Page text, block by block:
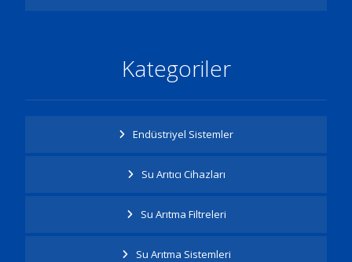
Kategoriler
Endüstriyel Sistemler
Su Arıtıcı Cihazları
Su Arıtma Filtreleri
Su Arıtma Sistemleri